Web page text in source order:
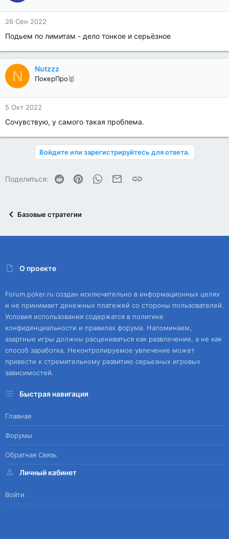
26 Сен 2022
Подьем по лимитам - дело тонкое и серьёзное
N Nutzzz
ПокерПро🥇
5 Окт 2022
Сочувствую, у самого такая проблема.
Войдите или зарегистрируйтесь для ответа.
Поделиться: Reddit PinterestWhatsAppЭлектронная почта
Ссылка
Базовые стратегии
О проекте
Forum.poker.ru создан исключительно в информационных целях
и не принимает денежных платежей со стороны пользователей.
Условия использования содержатся в политике
конфиденциальности и правилах форума. Напоминаем,
азартные игры должны расцениваться как развлечение, а не как
способ заработка. Неконтролируемое увлечение может
привести к стремительному развитию серьезных игровых
зависимостей.
Быстрая навигация
Главная
Форумы
Обратная Связь
Личный кабинет
Войти